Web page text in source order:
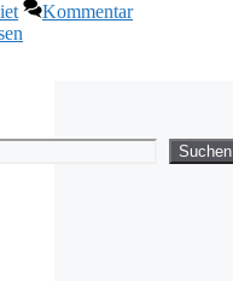
Kommentar
Suchen